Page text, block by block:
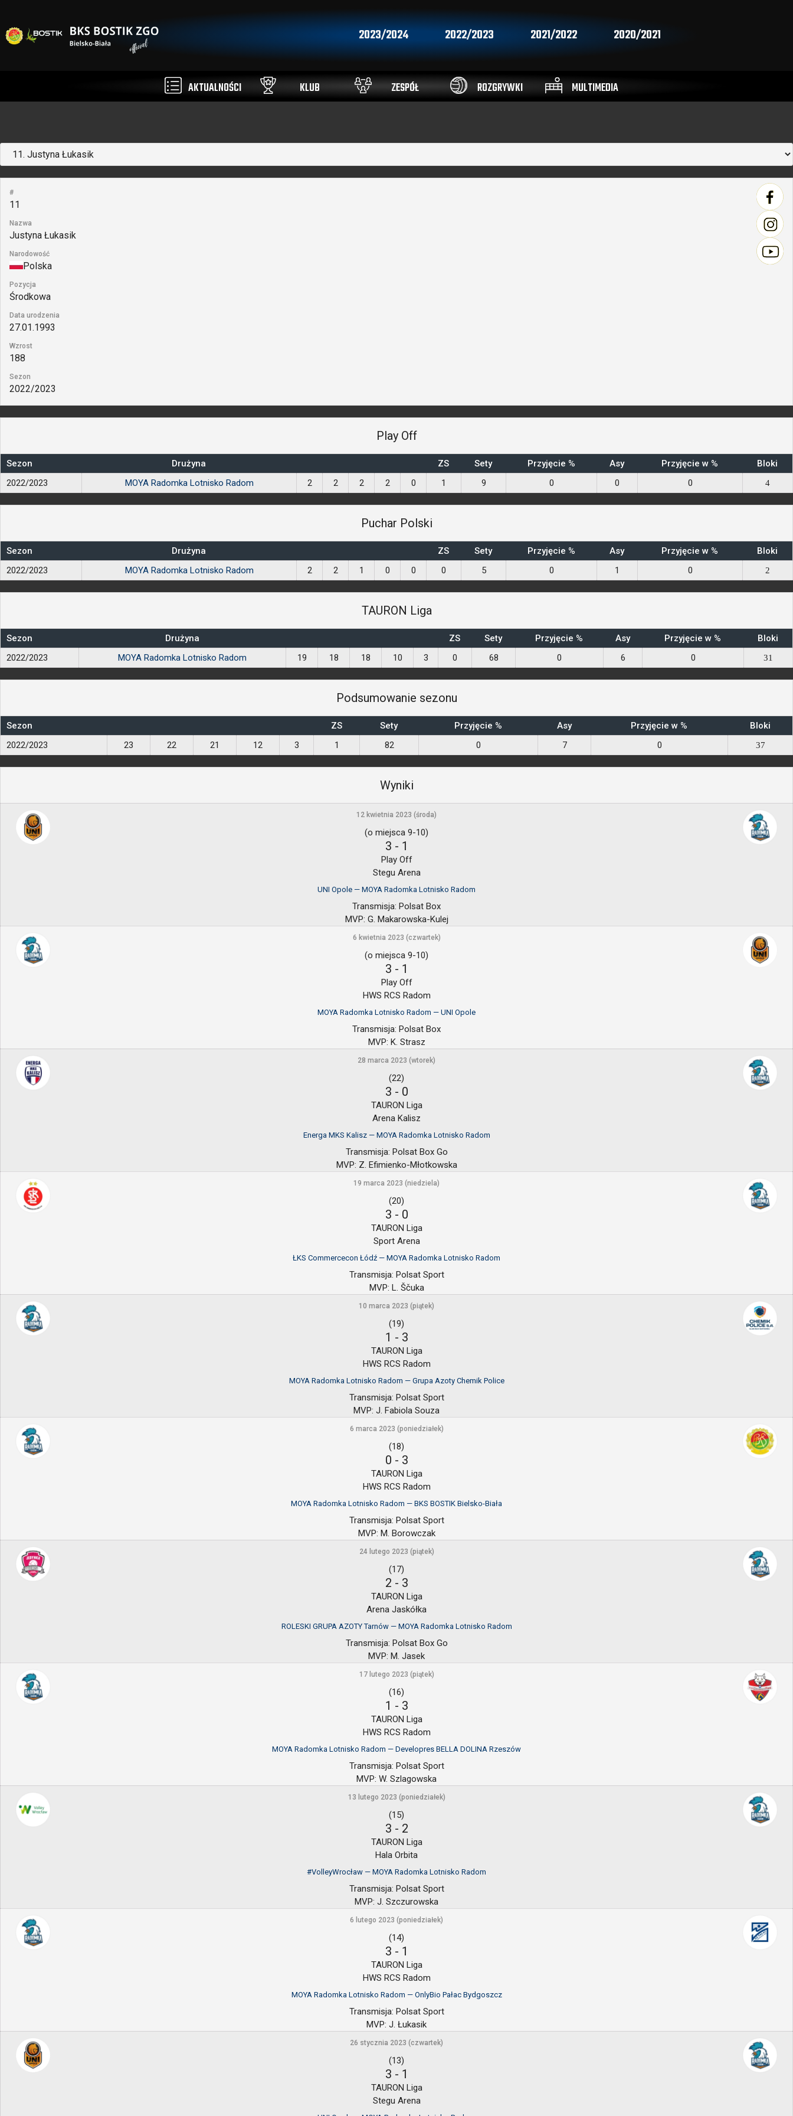
2023/2024 2022/2023 2021/2022 2020/2021
AKTUALNOŚCI KLUB ZESPÓŁ ROZGRYWKI MULTIMEDIA
#
11
Nazwa
Justyna Łukasik
Narodowość
Polska
Pozycja
Środkowa
Data urodzenia
27.01.1993
Wzrost
188
Sezon
2022/2023
Play Off
Sezon Drużyna ZS Sety Przyjęcie % Asy Przyjęcie w %
Bloki
2022/2023
MOYA Radomka Lotnisko Radom 2 2 2 2 0 1 9 0 0 0 4
Puchar Polski
Sezon Drużyna ZS Sety Przyjęcie % Asy Przyjęcie w %
Bloki
2022/2023
MOYA Radomka Lotnisko Radom 2 2 1 0 0 0 5 0 1 0 2
TAURON Liga
Sezon Drużyna ZS Sety Przyjęcie % Asy Przyjęcie w %
Bloki
2022/2023
MOYA Radomka Lotnisko Radom 19 18 18 10 3 0 68 0 6 0 31
Podsumowanie sezonu
Sezon ZS Sety Przyjęcie % Asy Przyjęcie w %
Bloki
2022/2023
23 22 21 12 3 1 82 0 7 0 37
Wyniki
12 kwietnia 2023 (środa)
(o miejsca 9-10)
3 - 1
Play Off
Stegu Arena
UNI Opole — MOYA Radomka Lotnisko Radom
Transmisja: Polsat Box
MVP: G. Makarowska-Kulej
6 kwietnia 2023 (czwartek)
(o miejsca 9-10)
3 - 1
Play Off
HWS RCS Radom
MOYA Radomka Lotnisko Radom — UNI Opole
Transmisja: Polsat Box
MVP: K. Strasz
28 marca 2023 (wtorek)
(22)
3 - 0
TAURON Liga
Arena Kalisz
Energa MKS Kalisz — MOYA Radomka Lotnisko Radom
Transmisja: Polsat Box Go
MVP: Z. Efimienko-Młotkowska
19 marca 2023 (niedziela)
(20)
3 - 0
TAURON Liga
Sport Arena
ŁKS Commercecon Łódź — MOYA Radomka Lotnisko Radom
Transmisja: Polsat Sport
MVP: L. Ščuka
10 marca 2023 (piątek)
(19)
1 - 3
TAURON Liga
HWS RCS Radom
MOYA Radomka Lotnisko Radom — Grupa Azoty Chemik Police
Transmisja: Polsat Sport
MVP: J. Fabiola Souza
6 marca 2023 (poniedziałek)
(18)
0 - 3
TAURON Liga
HWS RCS Radom
MOYA Radomka Lotnisko Radom — BKS BOSTIK Bielsko-Biała
Transmisja: Polsat Sport
MVP: M. Borowczak
24 lutego 2023 (piątek)
(17)
2 - 3
TAURON Liga
Arena Jaskółka
ROLESKI GRUPA AZOTY Tarnów — MOYA Radomka Lotnisko Radom
Transmisja: Polsat Box Go
MVP: M. Jasek
17 lutego 2023 (piątek)
(16)
1 - 3
TAURON Liga
HWS RCS Radom
MOYA Radomka Lotnisko Radom — Developres BELLA DOLINA Rzeszów
Transmisja: Polsat Sport
MVP: W. Szlagowska
13 lutego 2023 (poniedziałek)
(15)
3 - 2
TAURON Liga
Hala Orbita
#VolleyWrocław — MOYA Radomka Lotnisko Radom
Transmisja: Polsat Sport
MVP: J. Szczurowska
6 lutego 2023 (poniedziałek)
(14)
3 - 1
TAURON Liga
HWS RCS Radom
MOYA Radomka Lotnisko Radom — OnlyBio Pałac Bydgoszcz
Transmisja: Polsat Sport
MVP: J. Łukasik
26 stycznia 2023 (czwartek)
(13)
3 - 1
TAURON Liga
Stegu Arena